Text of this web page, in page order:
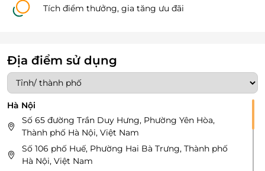
Tích điểm thưởng, gia tăng ưu đãi
Địa điểm sử dụng
Hà Nội
Số 65 đường Trần Duy Hưng, Phường Yên Hòa,
Thành phố Hà Nội, Việt Nam
Số 106 phố Huế, Phường Hai Bà Trưng, Thành phố
Hà Nội, Việt Nam